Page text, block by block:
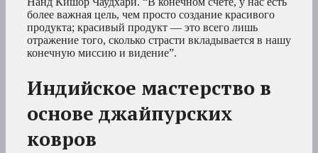
более важная цель, чем просто создание красивого
продукта; красивый продукт — это всего лишь
отражение того, сколько страсти вкладывается в нашу
конечную миссию и видение”.
Индийское мастерство в
основе джайпурских
ковров